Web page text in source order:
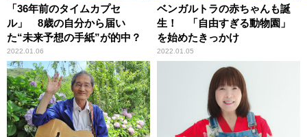
「36年前のタイムカプセ
ル」 8歳の自分から届い
た“未来予想の手紙”が的中？
2022.01.06
ベンガルトラの赤ちゃんも誕
生！ 「自由すぎる動物園」
を始めたきっかけ
2022.01.05